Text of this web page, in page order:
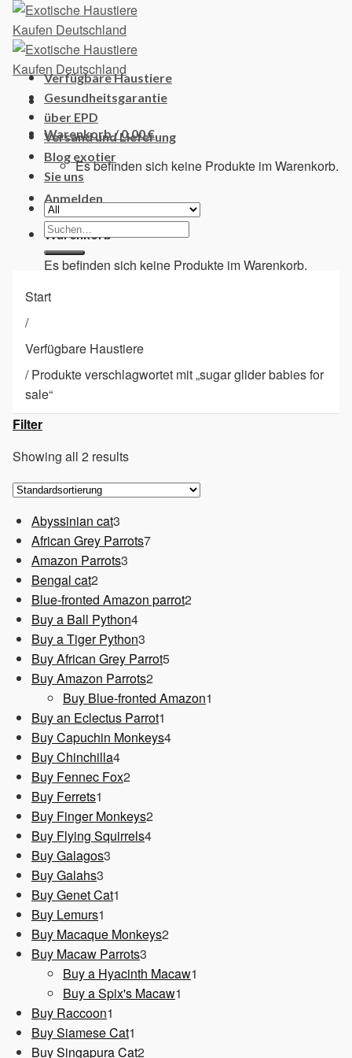
Skip
content
Warenkorb /0,00€
Es befinden sich keine Produkte im Warenkorb.
Anmelden
Warenkorb
Es befinden sich keine Produkte im Warenkorb.
Verfügbare Haustiere
Gesundheitsgarantie
über EPD
Versand und Lieferung
Blog exotier
Sie uns
Suchen
nach:
Start
/
Verfügbare Haustiere
/Produkte verschlagwortet mit „sugar glider babies for
sale“
Filter
Showing all 2 results
Abyssinian cat3
Produkte
African Grey Parrots77
Amazon Parrots3
Bengal cat22
Produkte
Blue-fronted Amazon parrot22
Buy a Ball Python44
Produkte
Buy a Tiger Python3
Produkte
Buy African Grey Parrot55
Buy Amazon Parrots22
Produkte
Buy Blue-fronted Amazon1
Buy an Eclectus Parrot1
Produkt
Buy Capuchin Monkeys44
Buy Chinchilla44
Produkte
Buy Fennec Fox22
Buy Ferrets1
Produkt
Buy Finger Monkeys22
Buy Flying Squirrels44
Buy Galagos3
Buy Galahs3
Produkte
Buy Genet Cat1
Buy Lemurs1
Produkt
Buy Macaque Monkeys22
Buy Macaw Parrots3
Produkte
Buy a Hyacinth Macaw1
Buy a Spix's Macaw1
Buy Raccoon1
Produkt
Buy Siamese Cat1
Produkt
Buy Singapura Cat22